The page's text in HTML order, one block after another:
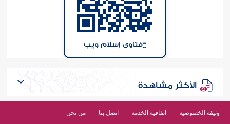
فتاوى إسلام ويب
الأكثر مشاهدة
وثيقة الخصوصية اتفاقية الخدمة اتصل بنا من نحن